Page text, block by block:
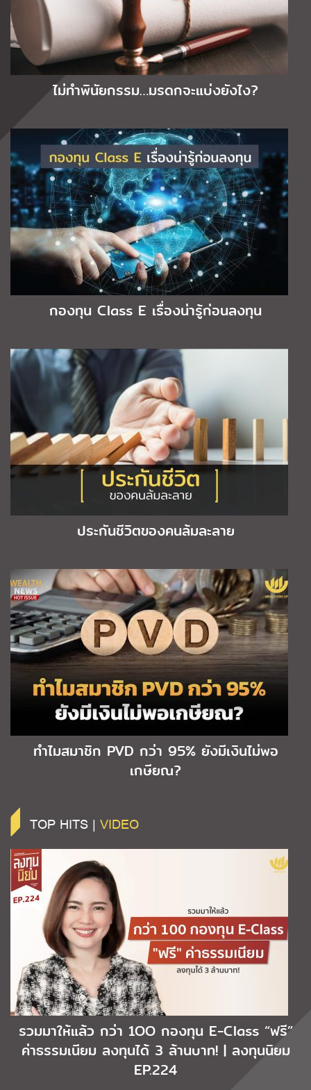
ไม่ทำพินัยกรรม…มรดกจะแบ่งยังไง?
กองทุน Class E เรื่องน่ารู้ก่อนลงทุน
ประกันชีวิตของคนล้มละลาย
ทำไมสมาชิก PVD กว่า 95% ยังมีเงินไม่พอ
เกษียณ?
TOP HITS | VIDEO
รวมมาให้แล้ว กว่า 1OO กองทุน E-Class “ฟรี”
ค่าธรรมเนียม ลงทุนได้ 3 ล้านบาท! | ลงทุนนิยม
EP.224